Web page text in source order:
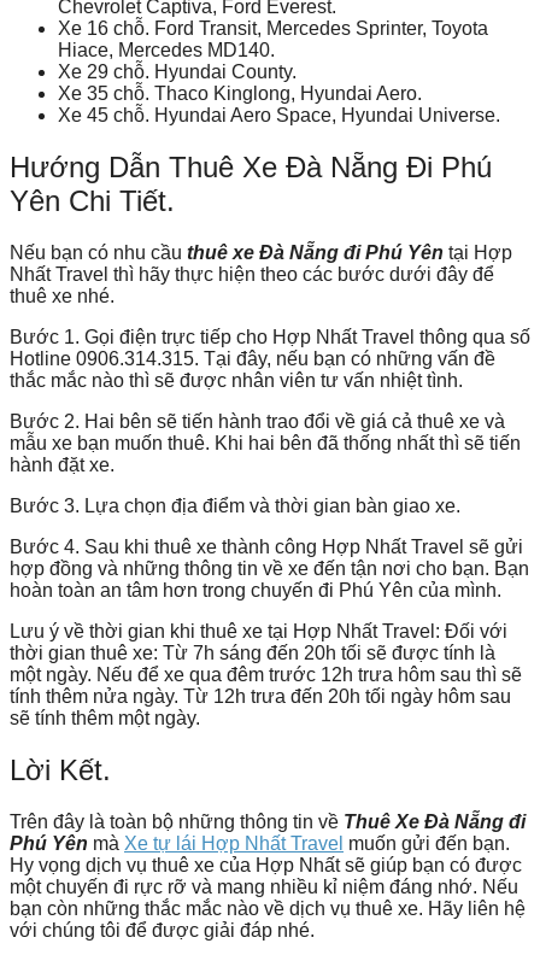
Chevrolet Captiva, Ford Everest.
Xe 16 chỗ. Ford Transit, Mercedes Sprinter, Toyota
Hiace, Mercedes MD140.
Xe 29 chỗ. Hyundai County.
Xe 35 chỗ. Thaco Kinglong, Hyundai Aero.
Xe 45 chỗ. Hyundai Aero Space, Hyundai Universe.
Hướng Dẫn Thuê Xe Đà Nẵng Đi Phú
Yên Chi Tiết.
Nếu bạn có nhu cầu thuê xe Đà Nẵng đi Phú Yên tại Hợp
Nhất Travel thì hãy thực hiện theo các bước dưới đây để
thuê xe nhé.
Bước 1. Gọi điện trực tiếp cho Hợp Nhất Travel thông qua số
Hotline 0906.314.315. Tại đây, nếu bạn có những vấn đề
thắc mắc nào thì sẽ được nhân viên tư vấn nhiệt tình.
Bước 2. Hai bên sẽ tiến hành trao đổi về giá cả thuê xe và
mẫu xe bạn muốn thuê. Khi hai bên đã thống nhất thì sẽ tiến
hành đặt xe.
Bước 3. Lựa chọn địa điểm và thời gian bàn giao xe.
Bước 4. Sau khi thuê xe thành công Hợp Nhất Travel sẽ gửi
hợp đồng và những thông tin về xe đến tận nơi cho bạn. Bạn
hoàn toàn an tâm hơn trong chuyến đi Phú Yên của mình.
Lưu ý về thời gian khi thuê xe tại Hợp Nhất Travel: Đối với
thời gian thuê xe: Từ 7h sáng đến 20h tối sẽ được tính là
một ngày. Nếu để xe qua đêm trước 12h trưa hôm sau thì sẽ
tính thêm nửa ngày. Từ 12h trưa đến 20h tối ngày hôm sau
sẽ tính thêm một ngày.
Lời Kết.
Trên đây là toàn bộ những thông tin về Thuê Xe Đà Nẵng đi
Phú Yên mà Xe tự lái Hợp Nhất Travel muốn gửi đến bạn.
Hy vọng dịch vụ thuê xe của Hợp Nhất sẽ giúp bạn có được
một chuyến đi rực rỡ và mang nhiều kỉ niệm đáng nhớ. Nếu
bạn còn những thắc mắc nào về dịch vụ thuê xe. Hãy liên hệ
với chúng tôi để được giải đáp nhé.